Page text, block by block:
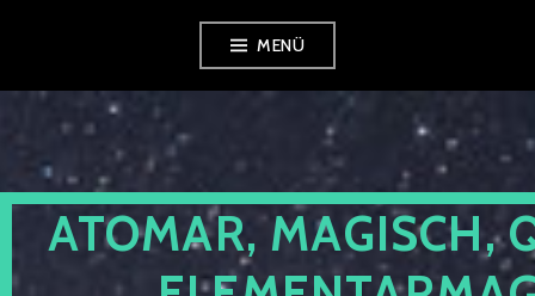
springen
MENÜ
ATOMAR, MAGISCH,